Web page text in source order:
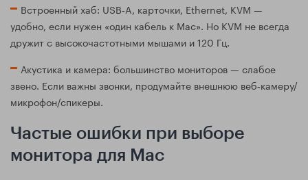
Встроенный хаб: USB‑A, карточки, Ethernet, KVM —
удобно, если нужен «один кабель к Mac». Но KVM не всегда
дружит с высокочастотными мышами и 120 Гц.
Акустика и камера: большинство мониторов — слабое
звено. Если важны звонки, продумайте внешнюю веб‑камеру/
микрофон/спикеры.
Частые ошибки при выборе
монитора для Mac